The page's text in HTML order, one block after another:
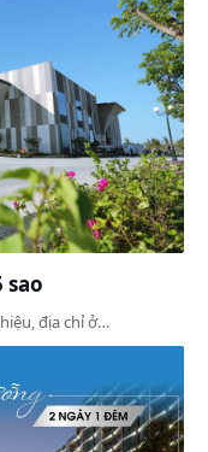
sao
địa chỉ ở…